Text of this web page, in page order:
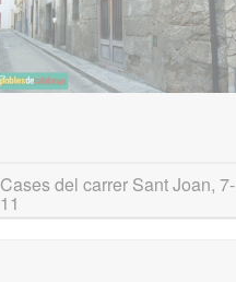
Cases del carrer Sant Joan, 7-
11